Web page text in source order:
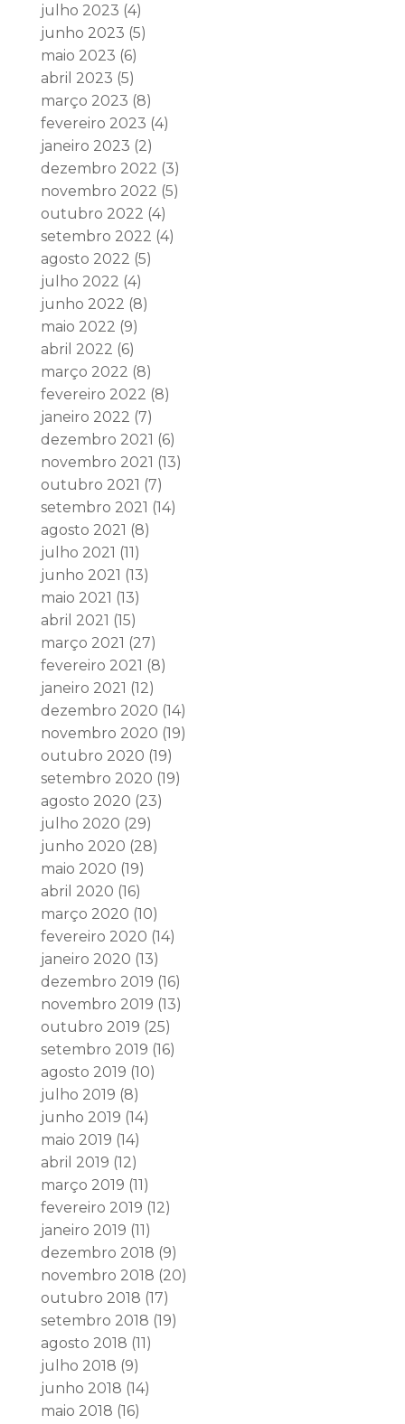
julho 2023 (4)
junho 2023 (5)
maio 2023 (6)
abril 2023 (5)
março 2023 (8)
fevereiro 2023 (4)
janeiro 2023 (2)
dezembro 2022 (3)
novembro 2022 (5)
outubro 2022 (4)
setembro 2022 (4)
agosto 2022 (5)
julho 2022 (4)
junho 2022 (8)
maio 2022 (9)
abril 2022 (6)
março 2022 (8)
fevereiro 2022 (8)
janeiro 2022 (7)
dezembro 2021 (6)
novembro 2021 (13)
outubro 2021 (7)
setembro 2021 (14)
agosto 2021 (8)
julho 2021 (11)
junho 2021 (13)
maio 2021 (13)
abril 2021 (15)
março 2021 (27)
fevereiro 2021 (8)
janeiro 2021 (12)
dezembro 2020 (14)
novembro 2020 (19)
outubro 2020 (19)
setembro 2020 (19)
agosto 2020 (23)
julho 2020 (29)
junho 2020 (28)
maio 2020 (19)
abril 2020 (16)
março 2020 (10)
fevereiro 2020 (14)
janeiro 2020 (13)
dezembro 2019 (16)
novembro 2019 (13)
outubro 2019 (25)
setembro 2019 (16)
agosto 2019 (10)
julho 2019 (8)
junho 2019 (14)
maio 2019 (14)
abril 2019 (12)
março 2019 (11)
fevereiro 2019 (12)
janeiro 2019 (11)
dezembro 2018 (9)
novembro 2018 (20)
outubro 2018 (17)
setembro 2018 (19)
agosto 2018 (11)
julho 2018 (9)
junho 2018 (14)
maio 2018 (16)